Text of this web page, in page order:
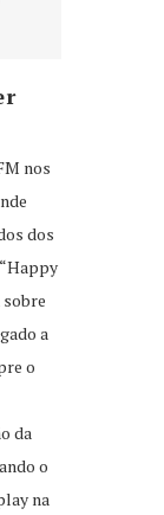
nos
dos
a
o
da
o
na